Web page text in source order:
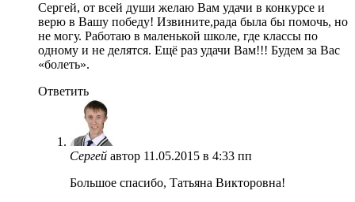
Сергей, от всей души желаю Вам удачи в конкурсе и
верю в Вашу победу! Извините,рада была бы помочь, но
не могу. Работаю в маленькой школе, где классы по
одному и не делятся. Ещё раз удачи Вам!!! Будем за Вас
«болеть».
Ответить
Сергей автор 11.05.2015 в 4:33 пп
Большое спасибо, Татьяна Викторовна!